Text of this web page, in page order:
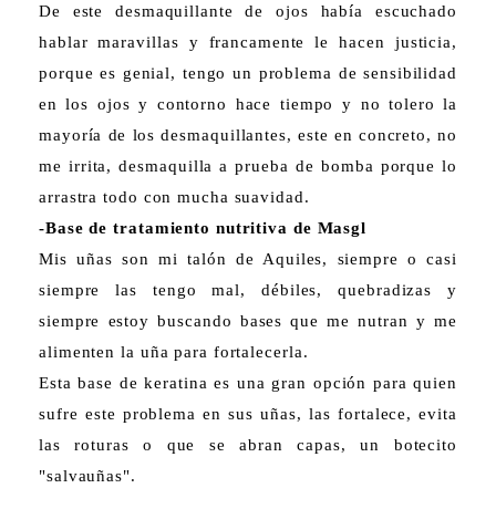
De este desmaquillante de ojos había escuchado
hablar maravillas y francamente le hacen justicia,
porque es genial, tengo un problema de sensibilidad
en los ojos y contorno hace tiempo y no tolero la
mayoría de los desmaquillantes, este en concreto, no
me irrita, desmaquilla a prueba de bomba porque lo
arrastra todo con mucha suavidad.
-Base de tratamiento nutritiva de Masgl
Mis uñas son mi talón de Aquiles, siempre o casi
siempre las tengo mal, débiles, quebradizas y
siempre estoy buscando bases que me nutran y me
alimenten la uña para fortalecerla.
Esta base de keratina es una gran opción para quien
sufre este problema en sus uñas, las fortalece, evita
las roturas o que se abran capas, un botecito
"salvauñas".